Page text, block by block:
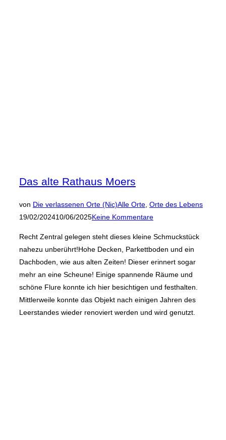
Das alte Rathaus Moers
von Die verlassenen Orte (Nic)Alle Orte Orte des Lebens
19/02/202410/06/2025Keine Kommentare
Recht Zentral gelegen steht dieses kleine Schmuckstück
nahezu unberührt!Hohe Decken, Parkettboden und ein
Dachboden, wie aus alten Zeiten! Dieser erinnert sogar
mehr an eine Scheune! Einige spannende Räume und
schöne Flure konnte ich hier besichtigen und festhalten.
Mittlerweile konnte das Objekt nach einigen Jahren des
Leerstandes wieder renoviert werden und wird genutzt.